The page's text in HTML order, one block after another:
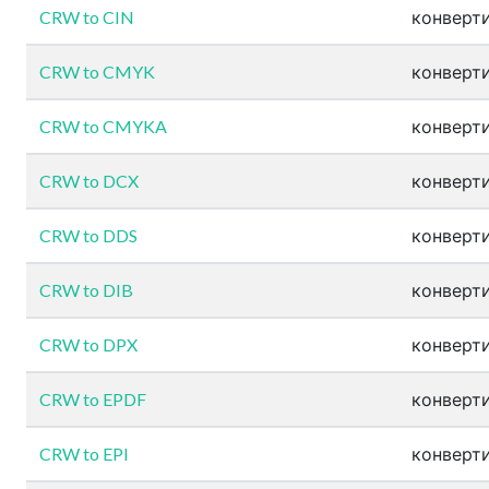
CRW to CIN
CRW to CMYK
CRW to CMYKA
CRW to DCX
CRW to DDS
CRW to DIB
CRW to DPX
CRW to EPDF
CRW to EPI